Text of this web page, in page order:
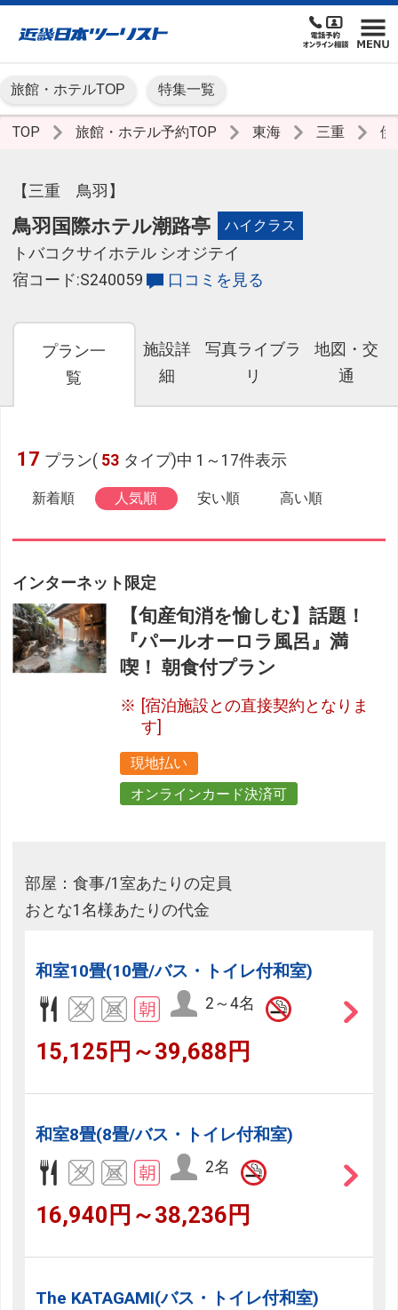
旅館・ホテルTOP 特集一覧
TOP 旅館・ホテル予約TOP 東海 三重
【三重 鳥羽】
鳥羽国際ホテル潮路亭 ハイクラス
トバコクサイホテル シオジテイ
宿コード:S240059
口コミを見る
プラン一
覧
施設詳
細
写真ライブラ
リ
地図・交
通
17 プラン( 53 タイプ)中 1～17件表示
新着順 人気順 安い順 高い順
インターネット限定
【旬産旬消を愉しむ】話題！
『パールオーロラ風呂』満
喫！ 朝食付プラン
[宿泊施設との直接契約となりま
す]
現地払い
オンラインカード決済可
部屋：食事/1室あたりの定員
おとな1名様あたりの代金
和室10畳(10畳/バス・トイレ付和室)
2～4名
15,125円～39,688円
和室8畳(8畳/バス・トイレ付和室)
2名
16,940円～38,236円
The KATAGAMI(バス・トイレ付和室)